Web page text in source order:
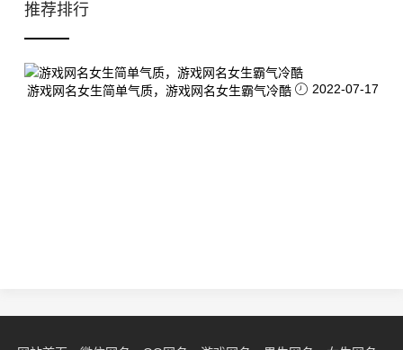
推荐排行
游戏网名女生简单气质，游戏网名女生霸气冷酷 2022-07-17